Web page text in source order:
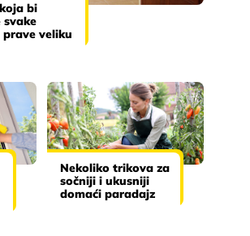
bi
svake
veliku
Nekoliko trikova za
sočniji i ukusniji
domaći paradajz